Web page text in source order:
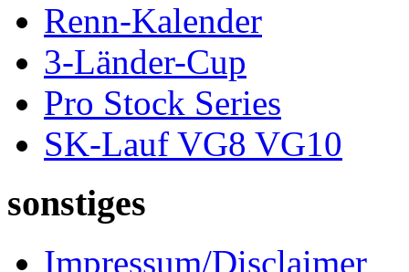
Renn-Kalender
3-Länder-Cup
Pro Stock Series
SK-Lauf VG8 VG10
sonstiges
Impressum/Disclaimer